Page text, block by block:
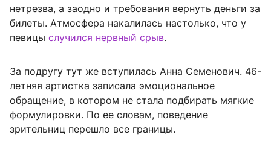
нетрезва, а заодно и требования вернуть деньги за
билеты. Атмосфера накалилась настолько, что у
певицы случился нервный срыв.
За подругу тут же вступилась Анна Семенович. 46-
летняя артистка записала эмоциональное
обращение, в котором не стала подбирать мягкие
формулировки. По ее словам, поведение
зрительниц перешло все границы.